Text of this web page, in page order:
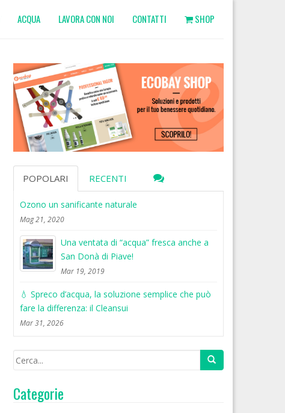
ACQUA LAVORA CON NOI CONTATTI SHOP
POPOLARI RECENTI
Ozono un sanificante naturale
Mag 21, 2020
Una ventata di “acqua” fresca anche a
San Donà di Piave!
Mar 19, 2019
💧 Spreco d’acqua, la soluzione semplice che può
fare la differenza: il Cleansui
Mar 31, 2026
Categorie